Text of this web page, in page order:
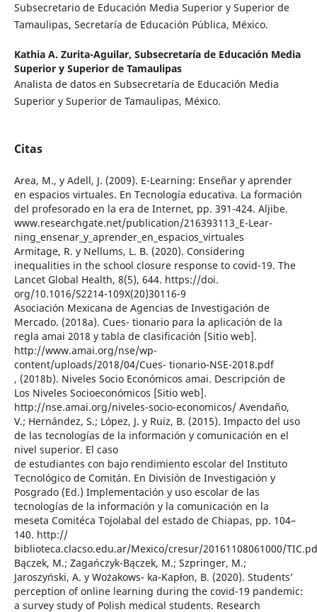
Subsecretario de Educación Media Superior y Superior de
Tamaulipas, Secretaría de Educación Pública, México.
Kathia A. Zurita-Aguilar, Subsecretaría de Educación Media
Superior y Superior de Tamaulipas
Analista de datos en Subsecretaría de Educación Media
Superior y Superior de Tamaulipas, México.
Citas
Area, M., y Adell, J. (2009). E-Learning: Enseñar y aprender
en espacios virtuales. En Tecnología educativa. La formación
del profesorado en la era de Internet, pp. 391-424. Aljibe.
www.researchgate.net/publication/216393113_E-Lear-
ning_ensenar_y_aprender_en_espacios_virtuales
Armitage, R. y Nellums, L. B. (2020). Considering
inequalities in the school closure response to covid-19. The
Lancet Global Health, 8(5), 644. https://doi.
org/10.1016/S2214-109X(20)30116-9
Asociación Mexicana de Agencias de Investigación de
Mercado. (2018a). Cues- tionario para la aplicación de la
regla amai 2018 y tabla de clasificación [Sitio web].
http://www.amai.org/nse/wp-
content/uploads/2018/04/Cues- tionario-NSE-2018.pdf
, (2018b). Niveles Socio Económicos amai. Descripción de
Los Niveles Socioeconómicos [Sitio web].
http://nse.amai.org/niveles-socio-economicos/ Avendaño,
V.; Hernández, S.; López, J. y Ruiz, B. (2015). Impacto del uso
de las tecnologías de la información y comunicación en el
nivel superior. El caso
de estudiantes con bajo rendimiento escolar del Instituto
Tecnológico de Comitán. En División de Investigación y
Posgrado (Ed.) Implementación y uso escolar de las
tecnologías de la información y la comunicación en la
meseta Comitéca Tojolabal del estado de Chiapas, pp. 104–
140. http://
biblioteca.clacso.edu.ar/Mexico/cresur/20161108061000/
Bączek, M.; Zagańczyk-Bączek, M.; Szpringer, M.;
Jaroszyński, A. y Wożakows- ka-Kapłon, B. (2020). Students’
perception of online learning during the covid-19 pandemic:
a survey study of Polish medical students. Research